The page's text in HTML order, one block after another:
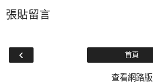
張貼留言
‹ 首頁
查看網路版